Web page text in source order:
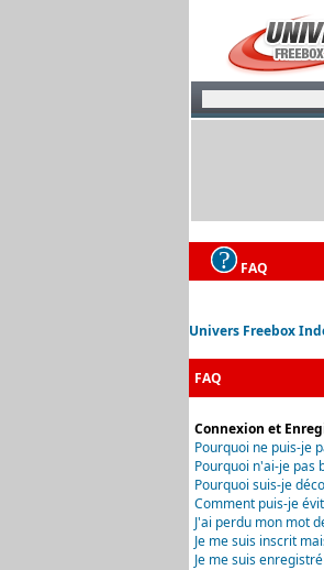
FAQ
Univers Freebox
FAQ
Connexion et
Pourquoi ne puis-je
Pourquoi n'ai-je pas
Pourquoi suis-je
Comment puis-je
J'ai perdu mon mot
Je me suis inscrit
Je me suis